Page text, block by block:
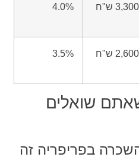
3,300 ש"ח 4.0%
2,600 ש"ח 3.5%
שואלים
בפריפריה זה